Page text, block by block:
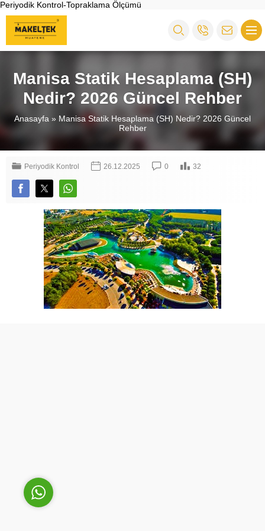
Periyodik Kontrol-Topraklama Ölçümü
Manisa Statik Hesaplama (SH)
Nedir? 2026 Güncel Rehber
Anasayfa » Manisa Statik Hesaplama (SH) Nedir? 2026 Güncel
Rehber
Periyodik Kontrol 26.12.2025 0 32